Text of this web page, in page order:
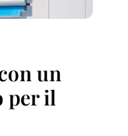
un
per il